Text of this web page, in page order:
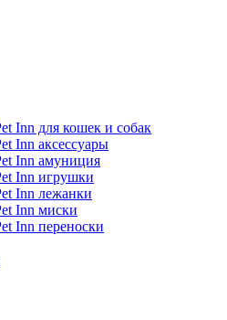
Inn для кошек и собак
Inn аксессуары
Inn амуниция
Inn игрушки
Inn лежанки
Inn миски
Inn переноски